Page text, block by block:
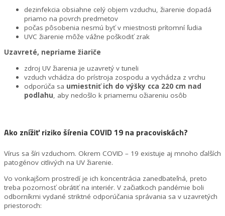
dezinfekcia obsiahne celý objem vzduchu, žiarenie dopadá
priamo na povrch predmetov
počas pôsobenia nesmú byť v miestnosti prítomní ľudia
UVC žiarenie môže vážne poškodiť zrak
Uzavreté, nepriame žiariče
zdroj UV žiarenia je uzavretý v tuneli
vzduch vchádza do prístroja zospodu a vychádza z vrchu
odporúča sa umiestniť ich do výšky cca 220 cm nad
podlahu, aby nedošlo k priamemu ožiareniu osôb
Ako znížiť riziko šírenia COVID 19 na pracoviskách?
Vírus sa šíri vzduchom. Okrem COVID – 19 existuje aj mnoho ďalších
patogénov citlivých na UV žiarenie.
Vo vonkajšom prostredí je ich koncentrácia zanedbateľná, preto
treba pozornosť obrátiť na interiér. V začiatkoch pandémie boli
odborníkmi vydané striktné odporúčania správania sa v uzavretých
priestoroch: